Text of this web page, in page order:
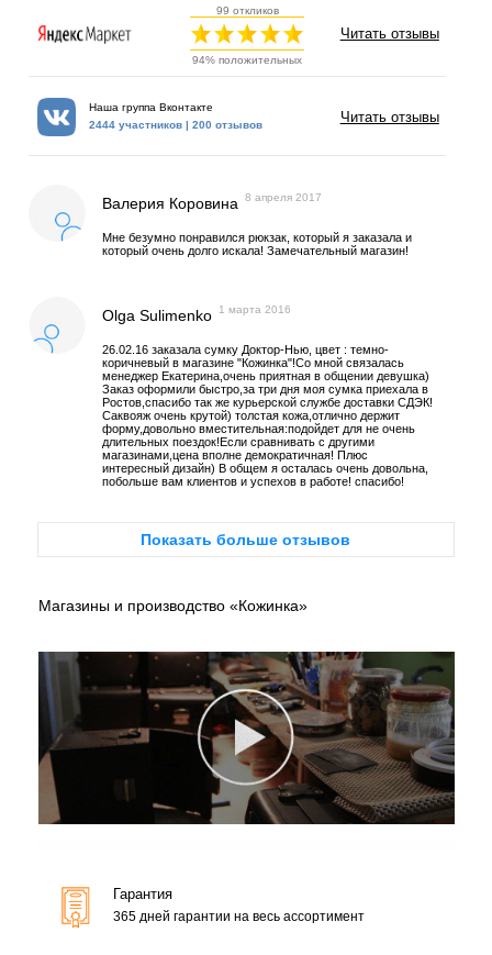
99 откликов
94% положительных
Читать отзывы
Наша группа Вконтакте
2444 участников | 200 отзывов
Читать отзывы
Валерия Коровина 8 апреля 2017
Мне безумно понравился рюкзак, который я заказала и
который очень долго искала! Замечательный магазин!
Olga Sulimenko 1 марта 2016
26.02.16 заказала сумку Доктор-Нью, цвет : темно-
коричневый в магазине "Кожинка"!Со мной связалась
менеджер Екатерина,очень приятная в общении девушка)
Заказ оформили быстро,за три дня моя сумка приехала в
Ростов,спасибо так же курьерской службе доставки СДЭК!
Саквояж очень крутой) толстая кожа,отлично держит
форму,довольно вместительная:подойдет для не очень
длительных поездок!Если сравнивать с другими
магазинами,цена вполне демократичная! Плюс
интересный дизайн) В общем я осталась очень довольна,
побольше вам клиентов и успехов в работе! спасибо!
Показать больше отзывов
Магазины и производство «Кожинка»
Гарантия
365 дней гарантии на весь ассортимент